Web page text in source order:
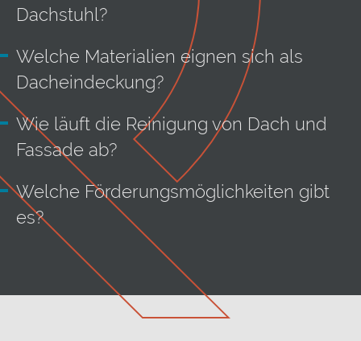
Dachstuhl?
Welche Materialien eignen sich als
Dacheindeckung?
Wie läuft die Reinigung von Dach und
Fassade ab?
Welche Förderungsmöglichkeiten gibt
es?